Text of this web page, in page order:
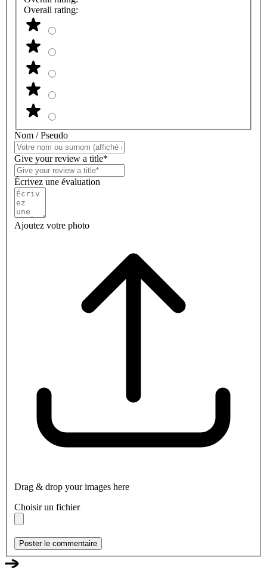
Overall rating:
Nom / Pseudo
Give your review a title*
Écrivez une évaluation
Ajoutez votre photo
Drag & drop your images here
Choisir un fichier
Poster le commentaire